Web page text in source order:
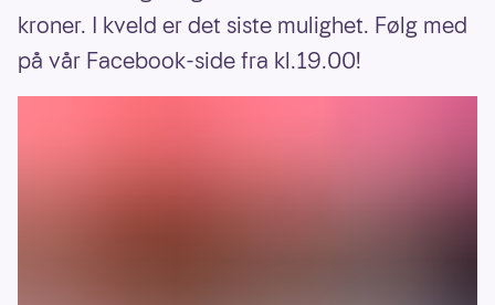
kroner. I kveld er det siste mulighet. Følg med
på vår Facebook-side fra kl.19.00!